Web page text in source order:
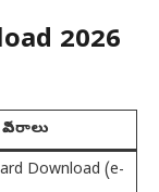
2026
వివరాలు
Download (e-